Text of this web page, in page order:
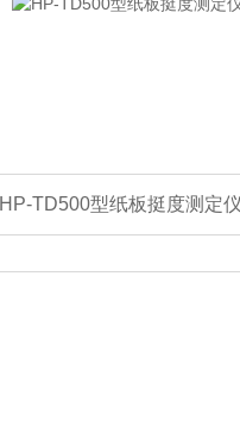
HP-TD500型纸板挺度测定